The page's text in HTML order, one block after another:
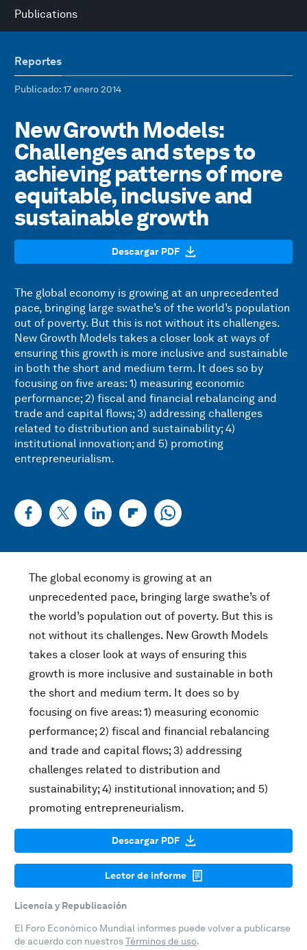
Publications
Reportes
Publicado: 17 enero 2014
New Growth Models:
Challenges and steps to
achieving patterns of more
equitable, inclusive and
sustainable growth
Descargar PDF
The global economy is growing at an unprecedented
pace, bringing large swathe’s of the world’s population
out of poverty. But this is not without its challenges.
New Growth Models takes a closer look at ways of
ensuring this growth is more inclusive and sustainable
in both the short and medium term. It does so by
focusing on five areas: 1) measuring economic
performance; 2) fiscal and financial rebalancing and
trade and capital flows; 3) addressing challenges
related to distribution and sustainability; 4)
institutional innovation; and 5) promoting
entrepreneurialism.
The global economy is growing at an
unprecedented pace, bringing large swathe’s of
the world’s population out of poverty. But this is
not without its challenges. New Growth Models
takes a closer look at ways of ensuring this
growth is more inclusive and sustainable in both
the short and medium term. It does so by
focusing on five areas: 1) measuring economic
performance; 2) fiscal and financial rebalancing
and trade and capital flows; 3) addressing
challenges related to distribution and
sustainability; 4) institutional innovation; and 5)
promoting entrepreneurialism.
Descargar PDF
Lector de informe
Licencia y Republicación
El Foro Económico Mundial informes puede volver a publicarse
de acuerdo con nuestrosTérminos de uso.